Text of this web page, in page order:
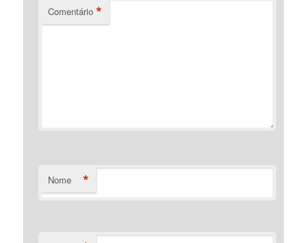
Comentário *
Nome *